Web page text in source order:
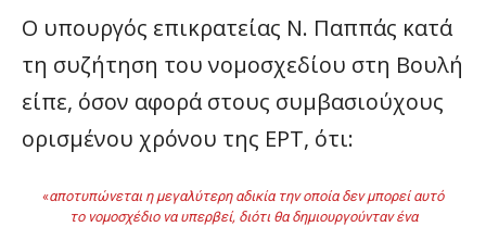
Ο υπουργός επικρατείας Ν. Παππάς κατά
τη συζήτηση του νομοσχεδίου στη Βουλή
είπε, όσον αφορά στους συμβασιούχους
ορισμένου χρόνου της ΕΡΤ, ότι:
«αποτυπώνεται η μεγαλύτερη αδικία την οποία δεν μπορεί αυτό
το νομοσχέδιο να υπερβεί, διότι θα δημιουργούνταν ένα